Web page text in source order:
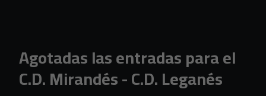
Agotadas las entradas para el
C.D. Mirandés - C.D. Leganés